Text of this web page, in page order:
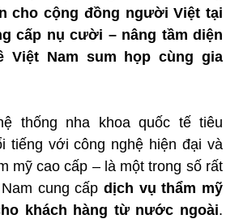
cho cộng đồng người Việt tại
cấp nụ cười – nâng tầm diện
Việt Nam sum họp cùng gia
thống nha khoa quốc tế tiêu
tiếng với công nghệ hiện đại và
mỹ cao cấp – là một trong số rất
cung cấpdịch vụ thẩm mỹ
khách hàng từ nước ngoài.